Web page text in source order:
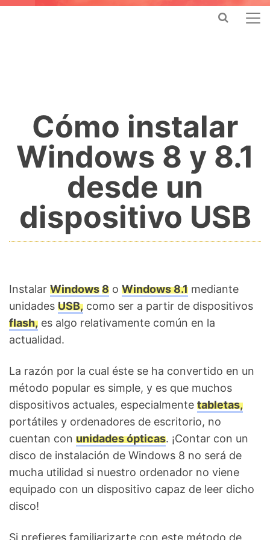
Cómo instalar
Windows 8 y 8.1
desde un
dispositivo USB
Instalar Windows8 o Windows 8.1 mediante
unidades USB, como ser a partir de dispositivos
flash, es algo relativamente común en la
actualidad.
La razón por la cual éste se ha convertido en un
método popular es simple, y es que muchos
dispositivos actuales, especialmente tabletas,
portátiles y ordenadores de escritorio, no
cuentan con unidades ópticas. ¡Contar con un
disco de instalación de Windows 8 no será de
mucha utilidad si nuestro ordenador no viene
equipado con un dispositivo capaz de leer dicho
disco!
Si prefieres familiarizarte con este método de